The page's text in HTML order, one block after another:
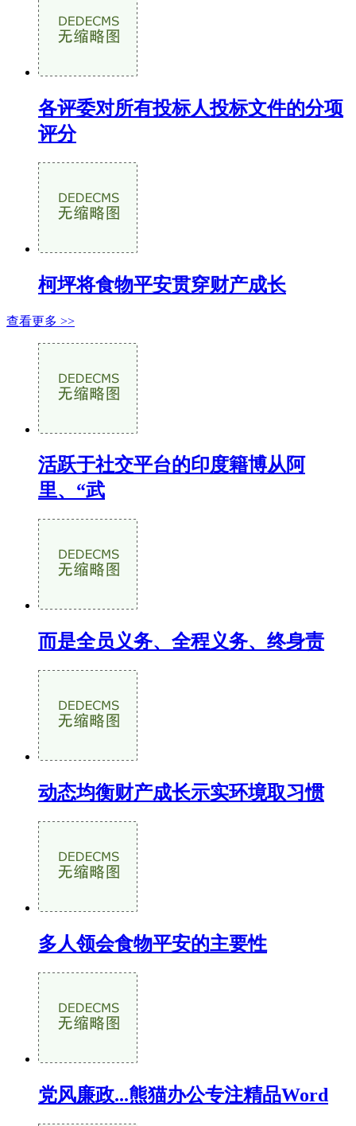
各评委对所有投标人投标文件的分项
评分
柯坪将食物平安贯穿财产成长
查看更多 >>
活跃于社交平台的印度籍博从阿
里、“武
而是全员义务、全程义务、终身责
动态均衡财产成长示实环境取习惯
多人领会食物平安的主要性
党风廉政...熊猫办公专注精品Word